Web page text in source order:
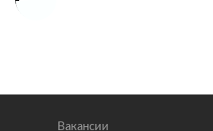
Вакансии